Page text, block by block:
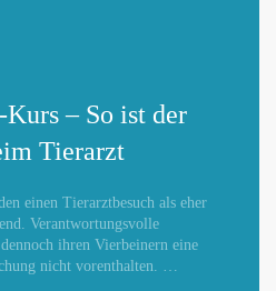
– So ist der
Tierarzt
einen Tierarztbesuch als eher
Verantwortungsvolle
ihren Vierbeinern eine
nicht vorenthalten. …